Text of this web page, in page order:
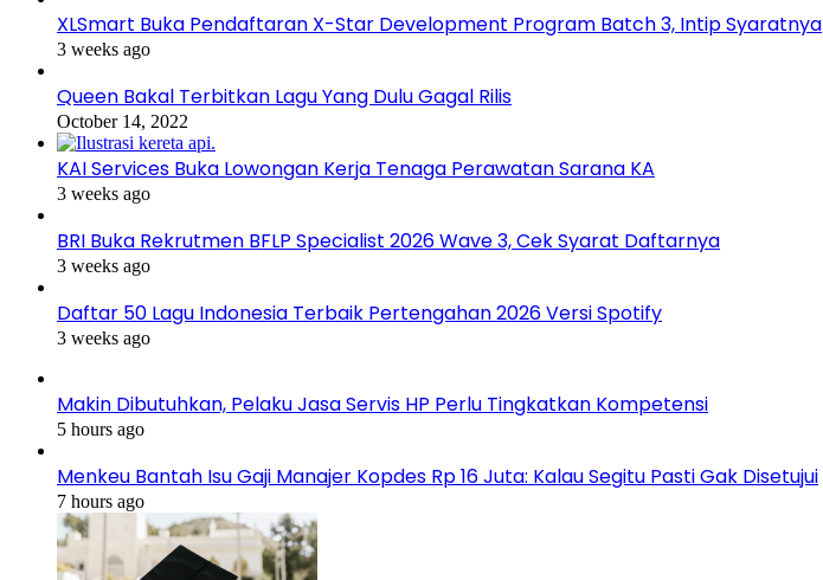
XLSmart Buka Pendaftaran X-Star Development Program Batch 3, Intip Syaratnya
3 weeks ago
Queen Bakal Terbitkan Lagu Yang Dulu Gagal Rilis
October 14, 2022
KAI Services Buka Lowongan Kerja Tenaga Perawatan Sarana KA
3 weeks ago
BRI Buka Rekrutmen BFLP Specialist 2026 Wave 3, Cek Syarat Daftarnya
3 weeks ago
Daftar 50 Lagu Indonesia Terbaik Pertengahan 2026 Versi Spotify
3 weeks ago
Makin Dibutuhkan, Pelaku Jasa Servis HP Perlu Tingkatkan Kompetensi
5 hours ago
Menkeu Bantah Isu Gaji Manajer Kopdes Rp 16 Juta: Kalau Segitu Pasti Gak Disetujui
7 hours ago